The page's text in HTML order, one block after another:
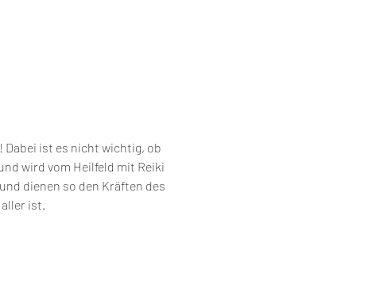
Dabei ist es nicht wichtig, ob
wird vom Heilfeld mit Reiki
dienen so den Kräften des
ist.